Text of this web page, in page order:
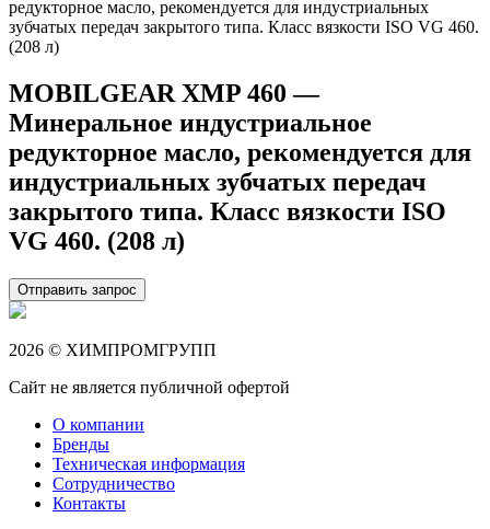
MOBILGEAR XMP 460 —
Минеральное индустриальное
редукторное масло, рекомендуется для
индустриальных зубчатых передач
закрытого типа. Класс вязкости ISO
VG 460. (208 л)
Отправить запрос
2026 © ХИМПРОМГРУПП
Сайт не является публичной офертой
О компании
Бренды
Техническая информация
Сотрудничество
Контакты